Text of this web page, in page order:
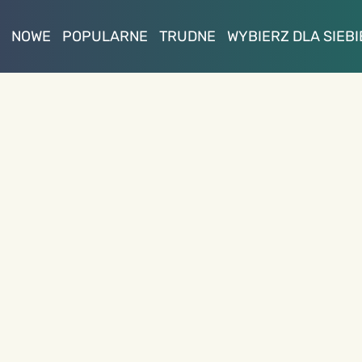
NOWE POPULARNE TRUDNE WYBIERZ DLA